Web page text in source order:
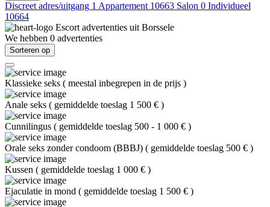
Discreet adres/uitgang 1 Appartement 10663 Salon 0 Individueel
10664
Escort advertenties uit Borssele
We hebben 0 advertenties
Sorteren op
Klassieke seks ( meestal inbegrepen in de prijs )
Anale seks ( gemiddelde toeslag 1 500 € )
Cunnilingus ( gemiddelde toeslag 500 - 1 000 € )
Orale seks zonder condoom (BBBJ) ( gemiddelde toeslag 500 € )
Kussen ( gemiddelde toeslag 1 000 € )
Ejaculatie in mond ( gemiddelde toeslag 1 500 € )